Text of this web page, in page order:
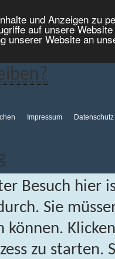
und Anzeigen zu
auf unsere
unserer Website an
Impressum Datenschutz
Besuch hier
Sie
können.
zu starten.